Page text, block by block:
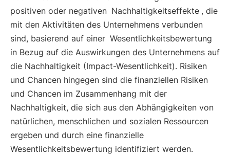
positiven oder negativen Nachhaltigkeitseffekte , die
mit den Aktivitäten des Unternehmens verbunden
sind, basierend auf einer Wesentlichkeitsbewertung
in Bezug auf die Auswirkungen des Unternehmens auf
die Nachhaltigkeit (Impact-Wesentlichkeit). Risiken
und Chancen hingegen sind die finanziellen Risiken
und Chancen im Zusammenhang mit der
Nachhaltigkeit, die sich aus den Abhängigkeiten von
natürlichen, menschlichen und sozialen Ressourcen
ergeben und durch eine finanzielle
Wesentlichkeitsbewertung identifiziert werden.